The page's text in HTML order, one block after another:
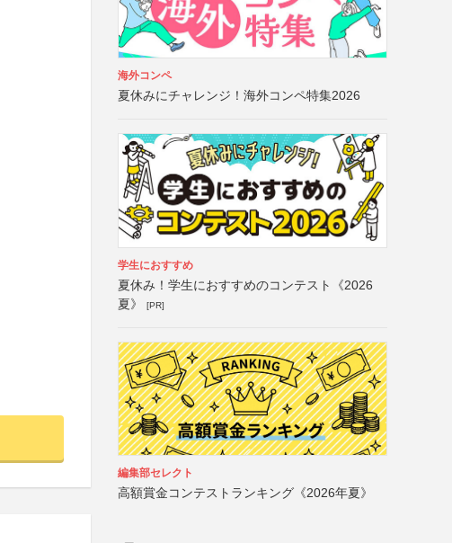
海外コンペ
夏休みにチャレンジ！海外コンペ特集2026
学生におすすめ
夏休み！学生におすすめのコンテスト《2026
夏》
[PR]
編集部セレクト
高額賞金コンテストランキング《2026年夏》